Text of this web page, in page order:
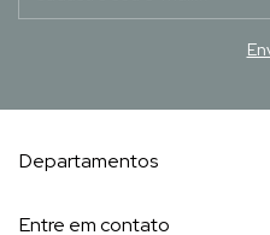
Departamentos
Entre em contato